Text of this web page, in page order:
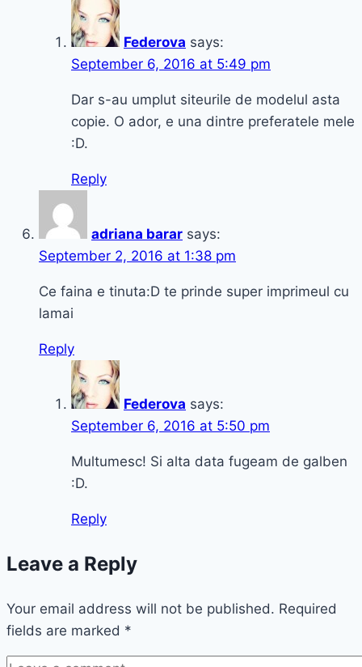
Federova says:
September 6, 2016 at 5:49 pm
Dar s-au umplut siteurile de modelul asta
copie. O ador, e una dintre preferatele mele
:D.
Reply
adriana barar says:
September 2, 2016 at 1:38 pm
Ce faina e tinuta:D te prinde super imprimeul cu
lamai
Reply
Federova says:
September 6, 2016 at 5:50 pm
Multumesc! Si alta data fugeam de galben
:D.
Reply
Leave a Reply
Your email address will not be published. Required
fields are marked *